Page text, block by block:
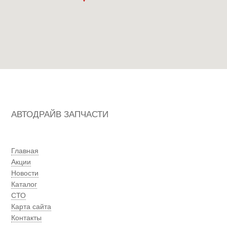
АВТОДРАЙВ ЗАПЧАСТИ
Главная
Акции
Новости
Каталог
СТО
Карта сайта
Контакты